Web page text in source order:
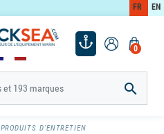
FR EN
0

PRODUITS D'ENTRETIEN